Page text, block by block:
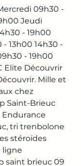
09h30 -
Jeudi
- 19h00
13h00 14h30 -
- 19h00
Elite Découvrir
Mille et
chez
Saint-Brieuc
Endurance
tri trenbolone
stéroïdes
ligne
saint brieuc 09